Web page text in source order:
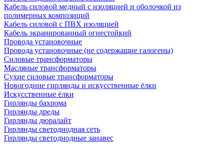
Кабель силовой медный с изоляцией и оболочкой из
полимерных композиций
Кабель силовой с ПВХ изоляцией
Кабель экранированный огнестойкий
Провода установочные
Провода установочные (не содержащие галогены)
Силовые трансформаторы
Масляные трансформаторы
Сухие силовые трансформаторы
Новогодние гирлянды и искусственные ёлки
Искусственные ёлки
Гирлянды бахрома
Гирлянды дреды
Гирлянды дюралайт
Гирлянды светодиодная сеть
Гирлянды светодиодные занавес